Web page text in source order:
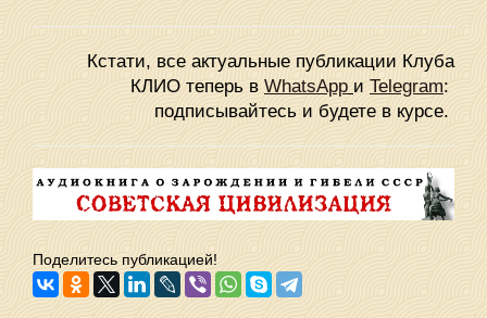
Кстати, все актуальные публикации Клуба
КЛИО теперь в WhatsApp и Telegram:
подписывайтесь и будете в курсе.
Поделитесь публикацией!